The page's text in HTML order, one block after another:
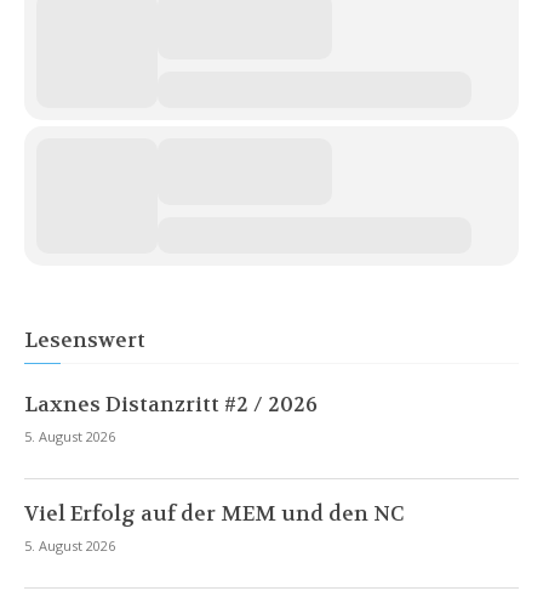
Lesenswert
Laxnes Distanzritt #2 / 2026
5. August 2026
Viel Erfolg auf der MEM und den NC
5. August 2026